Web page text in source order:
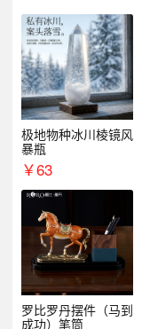
极地物种冰川棱镜风
暴瓶
￥63
罗比罗丹摆件（马到
成功）笔筒